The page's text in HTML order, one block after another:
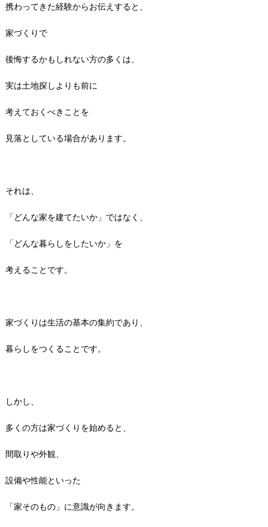
携わってきた経験からお伝えすると、
家づくりで
後悔するかもしれない方の多くは、
実は土地探しよりも前に
考えておくべきことを
見落としている場合があります。
それは、
「どんな家を建てたいか」ではなく、
「どんな暮らしをしたいか」を
考えることです。
家づくりは生活の基本の集約であり、
暮らしをつくることです。
しかし、
多くの方は家づくりを始めると、
間取りや外観、
設備や性能といった
「家そのもの」に意識が向きます。